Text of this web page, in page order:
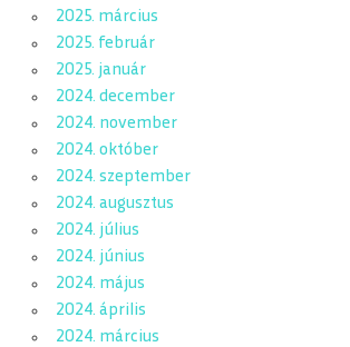
2025. március
2025. február
2025. január
2024. december
2024. november
2024. október
2024. szeptember
2024. augusztus
2024. július
2024. június
2024. május
2024. április
2024. március